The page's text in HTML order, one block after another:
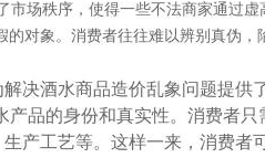
场秩序，使得一些不法商家通过
的对象。消费者往往难以辨别真伪
决酒水商品造价乱象问题提供
产品的身份和真实性。消费者
产工艺等。这样一来，消费